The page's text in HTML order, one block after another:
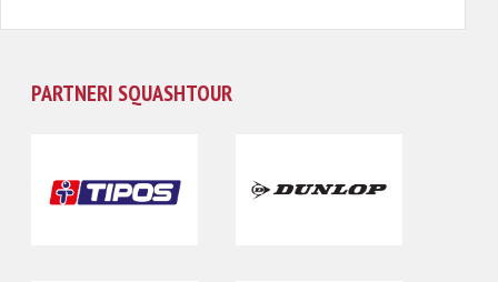
PARTNERI SQUASHTOUR